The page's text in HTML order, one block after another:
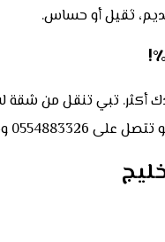
ثقيل أو حساس.
أكثر. تبي تنقل من
أفضل الحلول للنقل.